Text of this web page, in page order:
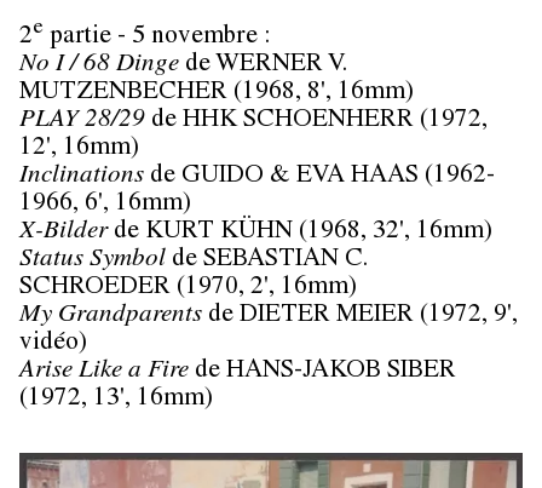
2e partie - 5 novembre :
No I / 68 Dinge de WERNER V.
MUTZENBECHER (1968, 8', 16mm)
PLAY 28/29 de HHK SCHOENHERR (1972,
12', 16mm)
Inclinations de GUIDO & EVA HAAS (1962-
1966, 6', 16mm)
X-Bilderde KURT KÜHN (1968, 32', 16mm)
Status Symbol de SEBASTIAN C.
SCHROEDER (1970, 2', 16mm)
My Grandparents de DIETER MEIER (1972, 9',
vidéo)
Arise Like a Fire de HANS-JAKOB SIBER
(1972, 13', 16mm)